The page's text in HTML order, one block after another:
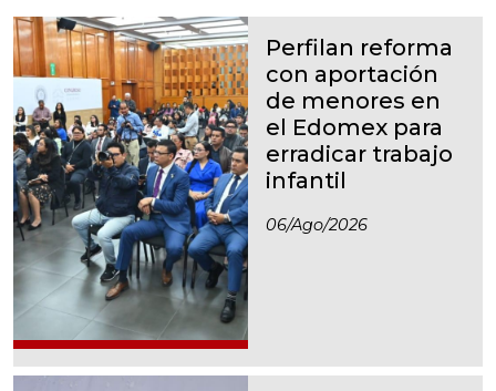
Perfilan reforma
con aportación
de menores en
el Edomex para
erradicar trabajo
infantil
06/ago/2026